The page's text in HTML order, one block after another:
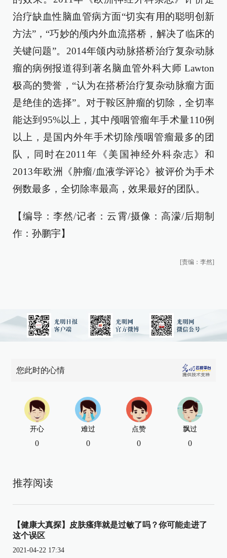
治疗缺血性脑血管病方面“切实有用的聪明创新
方法”，“巧妙的颅内外血流搭桥，解决了临床的
关键问题”。2014年颌内动脉搭桥治疗复杂动脉
瘤的病例报道得到著名脑血管外科大师 Lawton
极高的赞誉，“认为在搭桥治疗复杂动脉瘤方面
是绝佳的选择”。对于鞍区肿瘤的切除，全切率
能达到95%以上，其中颅咽管瘤年手术量110例
以上，是国内外年手术切除颅咽管瘤最多的团
队，同时在2011年《美国神经外科杂志》和
2013年欧洲《肿瘤/血液学评论》被评价为手术
例数最多，全切除率最高，效果最好的团队。
【编导：李然/记者：云霄/摄像：高濛/后期制
作：孙鹏宇】
[责编：李然]
您此时的心情
开心
0
难过
0
点赞
0
飘过
0
推荐阅读
【健康大真探】皮肤瘙痒就是过敏了吗？你可能走进了
这个误区
2021-04-22 17:34